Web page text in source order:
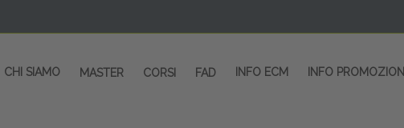
CHI SIAMO MASTER CORSI FAD INFO ECM INFO PROMOZIONI